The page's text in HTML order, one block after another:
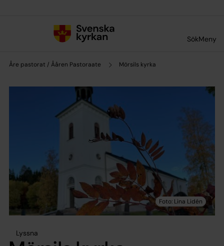
SökMeny
Åre pastorat / Ååren Pastoraate Mörsils kyrka
Lyssna